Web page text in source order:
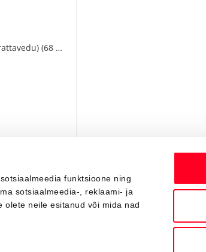
funktsioone ning
sotsiaalmeedia-, reklaami- ja
olete neile esitanud või mida nad
Style Edition 1.5 Hybrid 115 e-CVT (Esirattavedu) (68 kW)